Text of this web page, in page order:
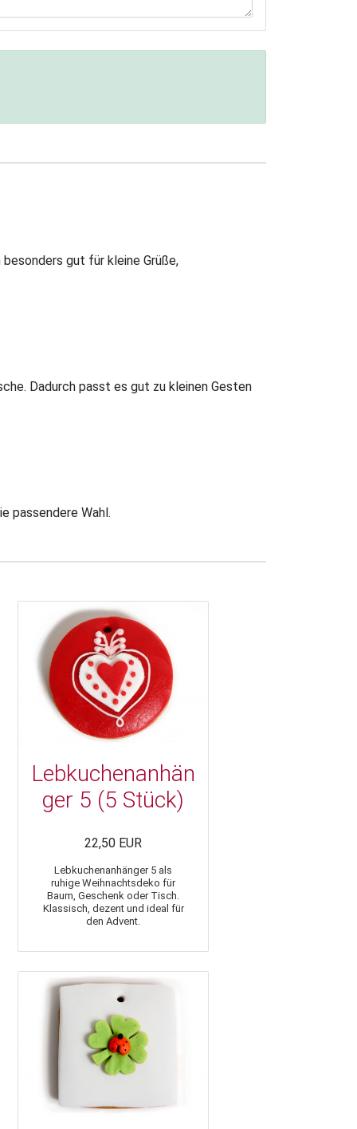
gut für kleine Grüße,
Dadurch passt es gut zu kleinen Gesten
passendere Wahl.
Lebkuchenanhän
ger 5 (5 Stück)
22,50 EUR
Lebkuchenanhänger 5 als
ruhige Weihnachtsdeko für
Baum, Geschenk oder Tisch.
Klassisch, dezent und ideal für
den Advent.